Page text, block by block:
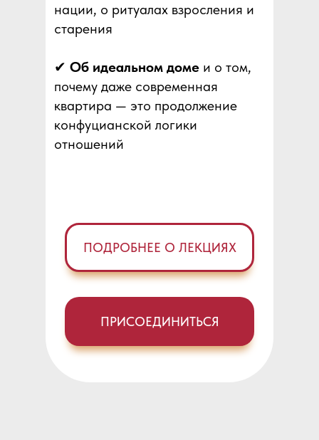
нации, о ритуалах взросления и
старения
✔ Об идеальном доме и о том,
почему даже современная
квартира — это продолжение
конфуцианской логики
отношений
ПОДРОБНЕЕ О ЛЕКЦИЯХ
ПРИСОЕДИНИТЬСЯ